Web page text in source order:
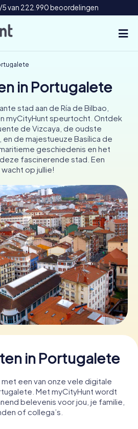
van 222.990 beoordelingen
CH
DE
UK
IE
Boek tickets
cadeaubonnen
in Portugalete
stad aan de Ría de Bilbao,
myCityHunt speurtocht. Ontdek
de Vizcaya, de oudste
de majestueuze Basílica de
geschiedenis en het
fascinerende stad. Een
op jullie!
in Portugalete
een van onze vele digitale
Met myCityHunt wordt
belevenis voor jou, je familie,
of collega’s.